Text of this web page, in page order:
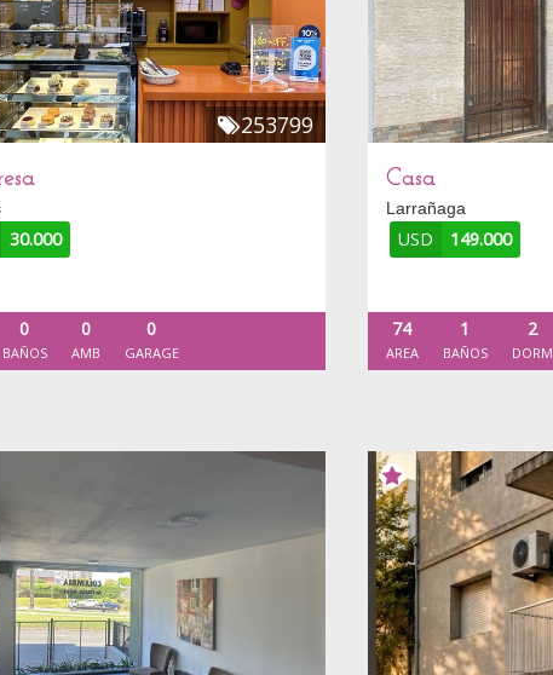
253799
30.000
0
BAÑOS
0
AMB
0
GARAGE
Casa
Larrañaga
USD 149.000
74
AREA
1
BAÑOS
2
DORM